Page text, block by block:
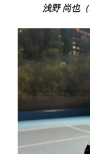
浅野 尚也